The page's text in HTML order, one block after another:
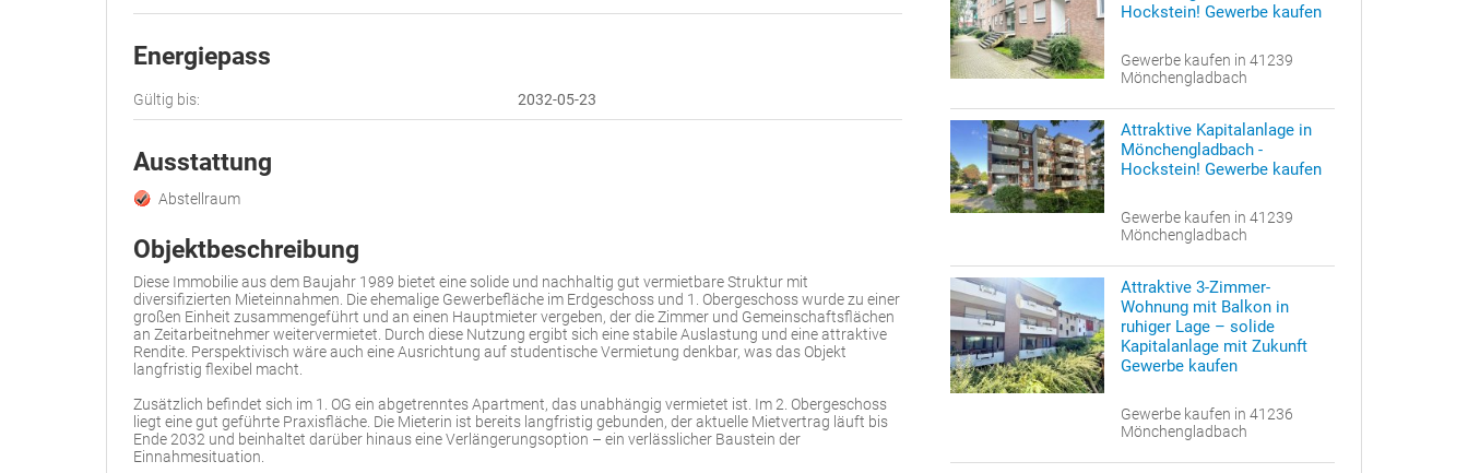
Energiepass
Gültig bis: 2032-05-23
Ausstattung
Abstellraum
Objektbeschreibung
Diese Immobilie aus dem Baujahr 1989 bietet eine solide und nachhaltig gut vermietbare Struktur mit
diversifizierten Mieteinnahmen. Die ehemalige Gewerbefläche im Erdgeschoss und 1. Obergeschoss wurde zu einer
großen Einheit zusammengeführt und an einen Hauptmieter vergeben, der die Zimmer und Gemeinschaftsflächen
an Zeitarbeitnehmer weitervermietet. Durch diese Nutzung ergibt sich eine stabile Auslastung und eine attraktive
Rendite. Perspektivisch wäre auch eine Ausrichtung auf studentische Vermietung denkbar, was das Objekt
langfristig flexibel macht.
Zusätzlich befindet sich im 1. OG ein abgetrenntes Apartment, das unabhängig vermietet ist. Im 2. Obergeschoss
liegt eine gut geführte Praxisfläche. Die Mieterin ist bereits langfristig gebunden, der aktuelle Mietvertrag läuft bis
Ende 2032 und beinhaltet darüber hinaus eine Verlängerungsoption – ein verlässlicher Baustein der
Einnahmesituation.
Hockstein! Gewerbe kaufen
Gewerbe kaufen in 41239
Mönchengladbach
Attraktive Kapitalanlage in
Mönchengladbach -
Hockstein! Gewerbe kaufen
Gewerbe kaufen in 41239
Mönchengladbach
Attraktive 3-Zimmer-
Wohnung mit Balkon in
ruhiger Lage – solide
Kapitalanlage mit Zukunft
Gewerbe kaufen
Gewerbe kaufen in 41236
Mönchengladbach